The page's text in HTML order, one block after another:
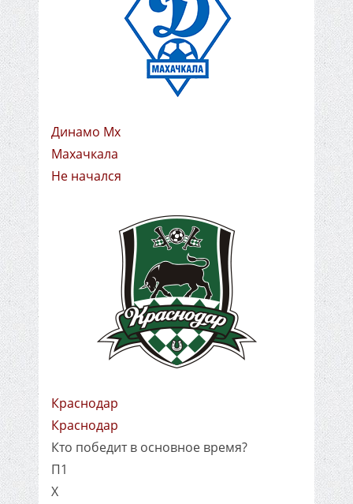
Динамо Мх
Махачкала
Не начался
Краснодар
Краснодар
Кто победит в основное время?
П1
X